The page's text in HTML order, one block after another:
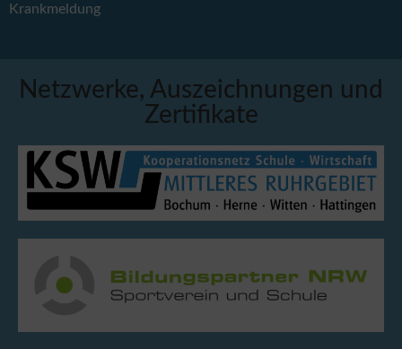
Krankmeldung
Netzwerke, Auszeichnungen und
Zertifikate